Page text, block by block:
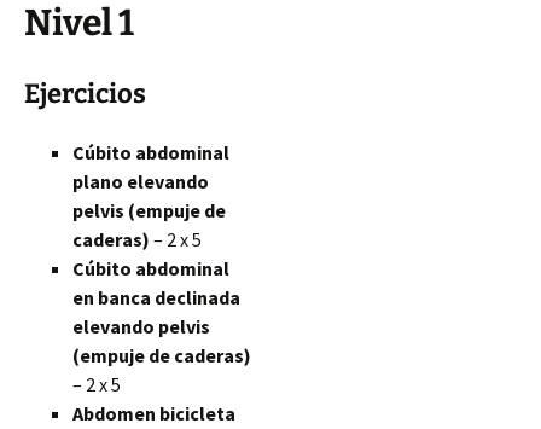
Nivel 1
Ejercicios
Cúbito abdominal
plano elevando
pelvis (empuje de
caderas) – 2 x 5
Cúbito abdominal
en banca declinada
elevando pelvis
(empuje de caderas)
– 2 x 5
Abdomen bicicleta